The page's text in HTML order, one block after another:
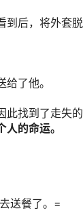
后，将外套
了他。
找到了走失的
的命运。
送餐了。=